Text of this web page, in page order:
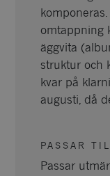
omtappning
äggvita
struktur och
kvar på
augusti, då
PASSAR
Passar